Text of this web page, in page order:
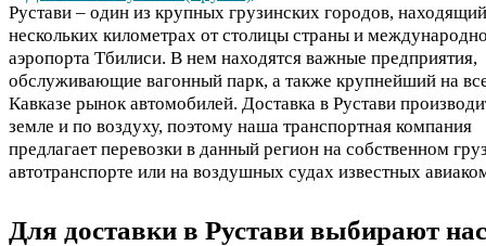
Рустави – один из крупных грузинских городов,
нескольких километрах от столицы страны и
аэропорта Тбилиси. В нем находятся важные предприятия,
обслуживающие вагонный парк, а также крупнейший на
Кавказе рынок автомобилей. Доставка в Рустави
земле и по воздуху, поэтому наша транспортная компания
предлагает перевозки в данный регион на собственном
автотранспорте или на воздушных судах известных
Для доставки в Рустави выбирают нас